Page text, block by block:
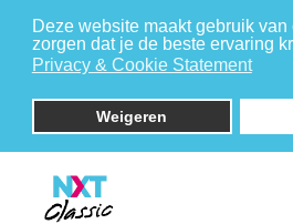
Deze website maakt gebruik
zorgen dat je de beste ervaring
Privacy & Cookie Statement
Weigeren